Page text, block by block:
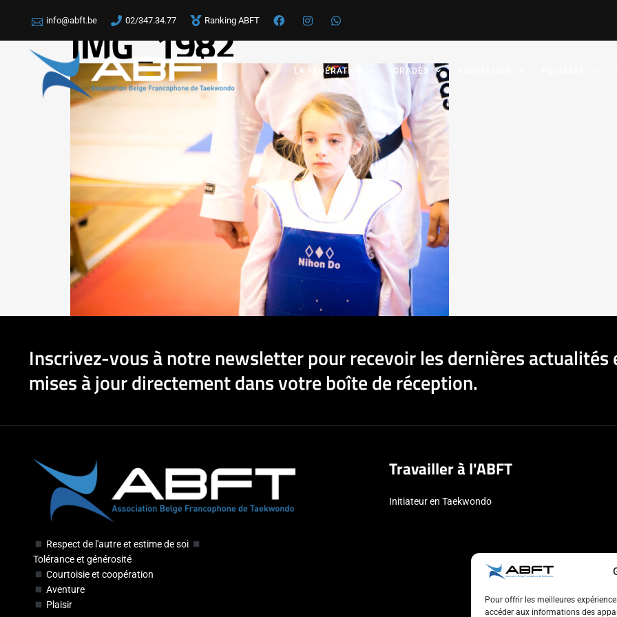
Pour offrir les meilleures
accéder aux informations des
info@abft.be 02/347.34.77 Ranking ABFT
LA FÉDÉRATION GRADES
IMG_1982
Inscrivez-vous à notre newsletter pour recevoir les dernières actualités
mises à jour directement dans votre boîte de réception.
Respect de l'autre et estime de soi
Tolérance et générosité
Courtoisie et coopération
Aventure
Plaisir
Travailler à l'ABFT
Initiateur en Taekwondo